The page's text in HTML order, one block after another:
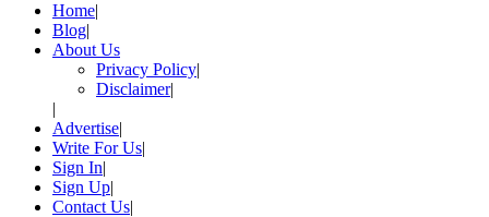
Home
Blog
About Us
Privacy Policy
Disclaimer
Advertise
Write For Us
Sign In
Sign Up
Contact Us